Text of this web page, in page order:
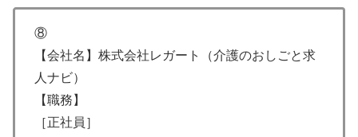
⑧
【会社名】株式会社レガート（介護のおしごと求
人ナビ）
【職務】
［正社員］